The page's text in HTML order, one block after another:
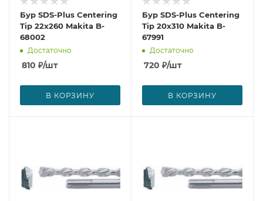
Бур SDS-Plus Centering
Tip 22x260 Makita B-
68002
Достаточно
810 ₽/шт
В КОРЗИНУ
Бур SDS-Plus Centering
Tip 20x310 Makita B-
67991
Достаточно
720 ₽/шт
В КОРЗИНУ